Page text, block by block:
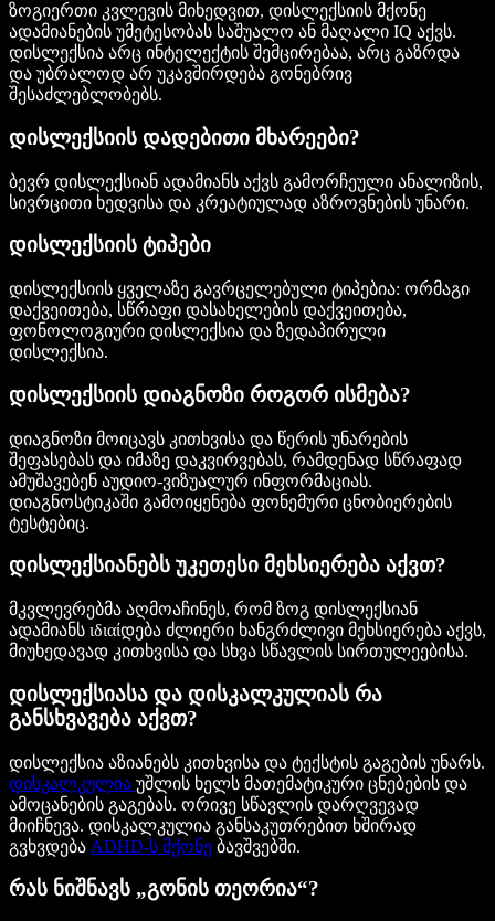
ზოგიერთი კვლევის მიხედვით, დისლექსიის მქონე
ადამიანების უმეტესობას საშუალო ან მაღალი IQ აქვს.
დისლექსია არც ინტელექტის შემცირებაა, არც გაზრდა
და უბრალოდ არ უკავშირდება გონებრივ
შესაძლებლობებს.
დისლექსიის დადებითი მხარეები?
ბევრ დისლექსიან ადამიანს აქვს გამორჩეული ანალიზის,
სივრცითი ხედვისა და კრეატიულად აზროვნების უნარი.
დისლექსიის ტიპები
დისლექსიის ყველაზე გავრცელებული ტიპებია: ორმაგი
დაქვეითება, სწრაფი დასახელების დაქვეითება,
ფონოლოგიური დისლექსია და ზედაპირული
დისლექსია.
დისლექსიის დიაგნოზი როგორ ისმება?
დიაგნოზი მოიცავს კითხვისა და წერის უნარების
შეფასებას და იმაზე დაკვირვებას, რამდენად სწრაფად
ამუშავებენ აუდიო-ვიზუალურ ინფორმაციას.
დიაგნოსტიკაში გამოიყენება ფონემური ცნობიერების
ტესტებიც.
დისლექსიანებს უკეთესი მეხსიერება აქვთ?
მკვლევრებმა აღმოაჩინეს, რომ ზოგ დისლექსიან
ადამიანს ιδιαίდება ძლიერი ხანგრძლივი მეხსიერება აქვს,
მიუხედავად კითხვისა და სხვა სწავლის სირთულეებისა.
დისლექსიასა და დისკალკულიას რა
განსხვავება აქვთ?
დისლექსია აზიანებს კითხვისა და ტექსტის გაგების უნარს.
დისკალკულია უშლის ხელს მათემატიკური ცნებების და
ამოცანების გაგებას. ორივე სწავლის დარღვევად
მიიჩნევა. დისკალკულია განსაკუთრებით ხშირად
გვხვდება ADHD-ს მქონე ბავშვებში.
რას ნიშნავს „გონის თეორია“?